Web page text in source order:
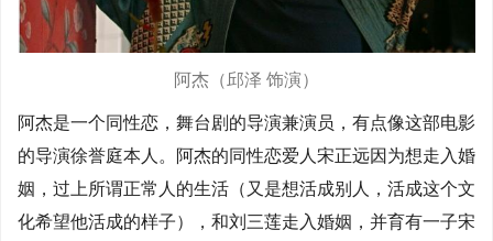
阿杰（邱泽 饰演）
阿杰是一个同性恋，舞台剧的导演兼演员，有点像这部电影
的导演徐誉庭本人。阿杰的同性恋爱人宋正远因为想走入婚
姻，过上所谓正常人的生活（又是想活成别人，活成这个文
化希望他活成的样子），和刘三莲走入婚姻，并育有一子宋